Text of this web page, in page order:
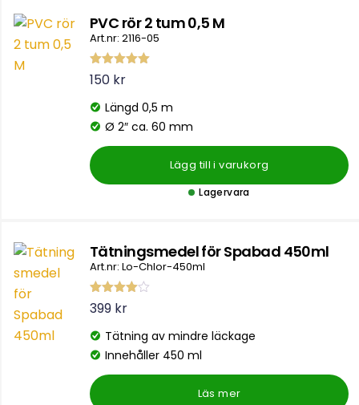
PVC rör 2 tum 0,5 M
Art.nr: 2116-05
Betygsatt
5.00 av 5
150 kr
Längd 0,5 m
Ø 2″ ca. 60 mm
Lägg till i varukorg
Lagervara
Tätningsmedel för Spabad 450ml
Art.nr: Lo-Chlor-450ml
Betygsat
t4.00av
399 kr
Tätning av mindre läckage
Innehåller 450 ml
Läs mer